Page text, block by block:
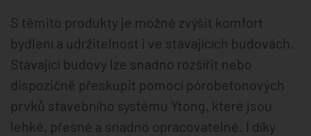
S těmito produkty je možné zvýšit komfort
bydlení a udržitelnost i ve stávajících budovách.
Stávající budovy lze snadno rozšířit nebo
dispozičně přeskupit pomocí pórobetonových
prvků stavebního systému Ytong, které jsou
lehké, přesné a snadno opracovatelné. I díky